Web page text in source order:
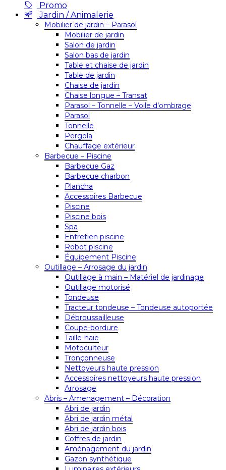
Promo
Jardin / Animalerie
Mobilier de jardin – Parasol
Mobilier de jardin
Salon de jardin
Salon bas de jardin
Table et chaise de jardin
Table de jardin
Chaise de jardin
Chaise longue – Transat
Parasol – Tonnelle – Voile d’ombrage
Parasol
Tonnelle
Pergola
Chauffage extérieur
Barbecue – Piscine
Barbecue Gaz
Barbecue charbon
Plancha
Accessoires Barbecue
Piscine
Piscine bois
Spa
Entretien piscine
Robot piscine
Équipement Piscine
Outillage – Arrosage du jardin
Outillage à main – Matériel de jardinage
Outillage motorisé
Tondeuse
Tracteur tondeuse – Tondeuse autoportée
Débroussailleuse
Coupe-bordure
Taille-haie
Motoculteur
Tronçonneuse
Nettoyeurs haute pression
Accessoires nettoyeurs haute pression
Arrosage
Abris – Amenagement – Décoration
Abri de jardin
Abri de jardin métal
Abri de jardin bois
Coffres de jardin
Aménagement du jardin
Gazon synthétique